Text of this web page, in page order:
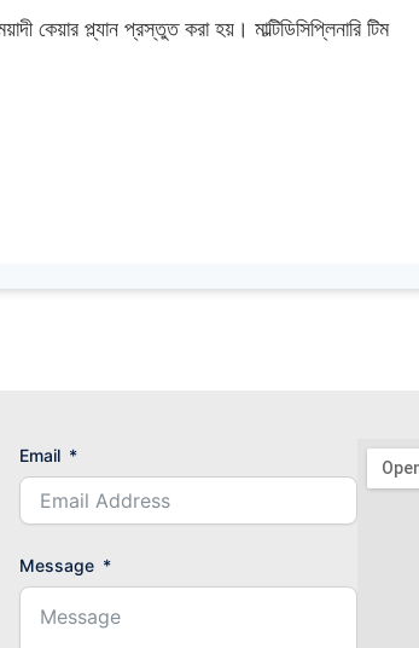
কেয়ার প্ল্যান প্রস্তুত করা হয়। মাল্টিডিসিপ্লিনারি টিম
Email
Message